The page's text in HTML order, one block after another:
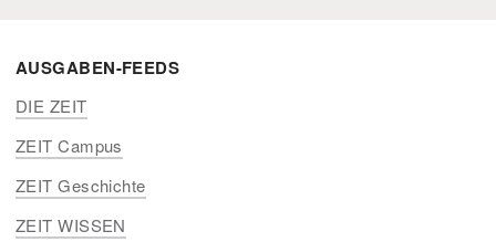
AUSGABEN-FEEDS
DIE ZEIT
ZEIT Campus
ZEIT Geschichte
ZEIT WISSEN